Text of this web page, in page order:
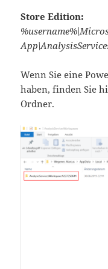
Store Edition:
Wenn Sie eine
haben, finden Sie
Ordner.